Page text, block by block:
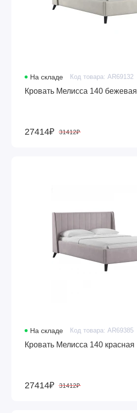
На складе Код товара: AR69132
Кровать Мелисса 140 бежевая
27414₽ 31412₽
На складе Код товара: AR69385
Кровать Мелисса 140 красная
27414₽ 31412₽